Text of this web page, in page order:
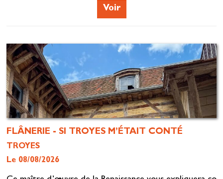
Voir
FLÂNERIE - SI TROYES M’ÉTAIT CONTÉ
TROYES
Le 08/08/2026